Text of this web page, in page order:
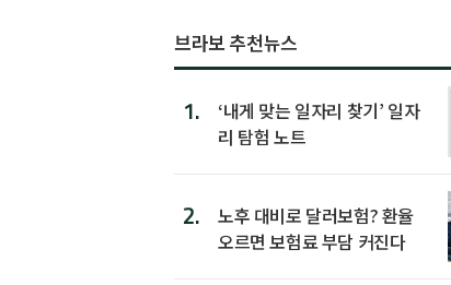
브라보 추천뉴스
1.
‘내게 맞는 일자리 찾기’ 일자
리 탐험 노트
2.
노후 대비로 달러보험? 환율
오르면 보험료 부담 커진다